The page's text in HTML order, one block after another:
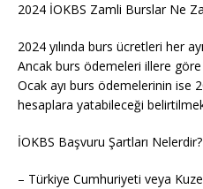
2024 İOKBS Zamli Burslar Ne
2024 yılında burs ücretleri her
Ancak burs ödemeleri illere
Ocak ayı burs ödemelerinin ise
hesaplara yatabileceği
İOKBS Başvuru Şartları Nelerdir?
– Türkiye Cumhuriyeti veya